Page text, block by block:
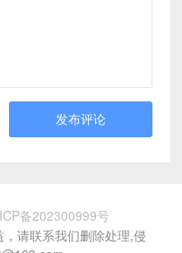
发布评论
备202300999号
请联系我们删除处理,侵